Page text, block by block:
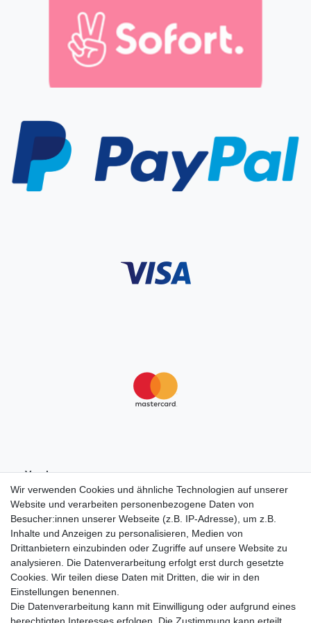
Vorab-
Überweisung
Wir verwenden Cookies und ähnliche Technologien auf unserer
Website und verarbeiten personenbezogene Daten von
Besucher:innen unserer Webseite (z.B. IP-Adresse), um z.B.
Inhalte und Anzeigen zu personalisieren, Medien von
Drittanbietern einzubinden oder Zugriffe auf unsere Website zu
analysieren. Die Datenverarbeitung erfolgt erst durch gesetzte
Cookies. Wir teilen diese Daten mit Dritten, die wir in den
Einstellungen benennen.
Die Datenverarbeitung kann mit Einwilligung oder aufgrund eines